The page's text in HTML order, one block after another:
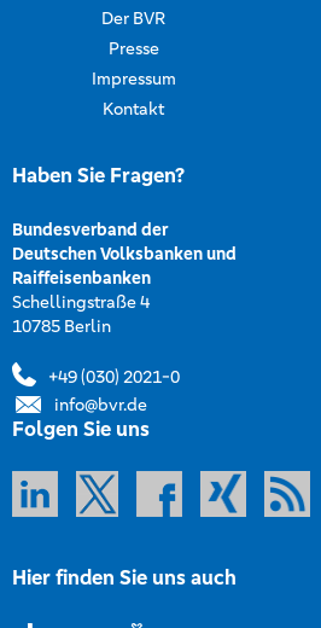
Der BVR
Presse
Impressum
Kontakt
Haben Sie Fragen?
Bundesverband der
Deutschen Volksbanken und
Raiffeisenbanken
Schellingstraße 4
10785 Berlin
+49 (030) 2021-0
info@bvr.de
Folgen Sie uns
Hier finden Sie uns auch